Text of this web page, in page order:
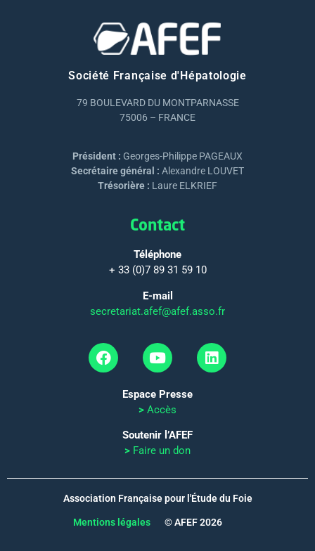
Société Française d'Hépatologie
79 BOULEVARD DU MONTPARNASSE
75006 – FRANCE
Président : Georges-Philippe PAGEAUX
Secrétaire général : Alexandre LOUVET
Trésorière : Laure ELKRIEF
Contact
Téléphone
+ 33 (0)7 89 31 59 10
E-mail
secretariat.afef@afef.asso.fr
Espace Presse
> Accès
Soutenir l’AFEF
> Faire un don
Association Française pour l'Étude du Foie
Mentions légales © AFEF 2026